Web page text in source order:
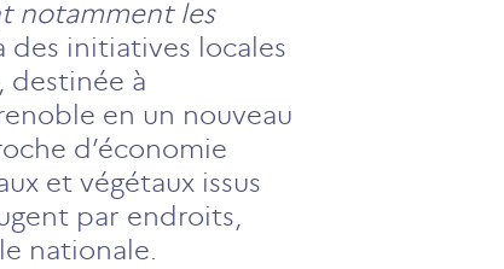
notamment les
des initiatives locales
destinée à
en un nouveau
d’économie
et végétaux issus
par endroits,
nationale.